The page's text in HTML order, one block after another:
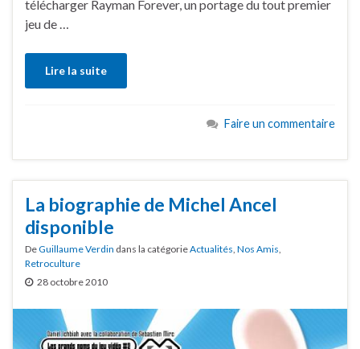
télécharger Rayman Forever, un portage du tout premier
jeu de …
Lire la suite
Faire un commentaire
La biographie de Michel Ancel
disponible
DeGuillaume Verdin dans la catégorieActualités, Nos Amis,
Retroculture
28 octobre 2010